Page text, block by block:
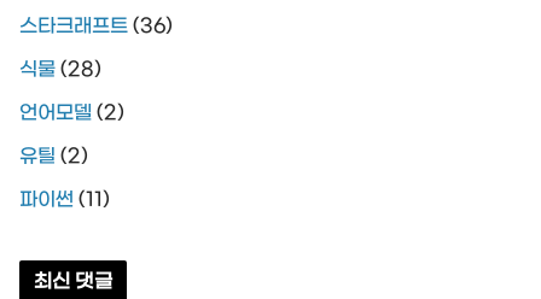
스타크래프트 (36)
식물 (28)
언어모델 (2)
유틸 (2)
파이썬 (11)
최신 댓글